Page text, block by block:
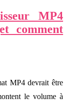
MP4
comment
MP4 devrait être
le volume à